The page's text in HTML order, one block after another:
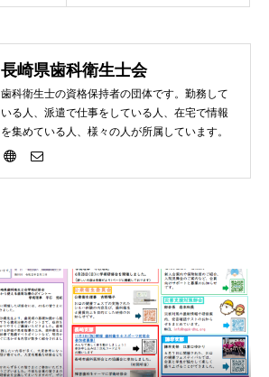
長崎県歯科衛生士会
歯科衛生士の資格保持者の団体です。勤務して
いる人、派遣で仕事をしている人、在宅で情報
を集めている人、様々の人が所属しています。